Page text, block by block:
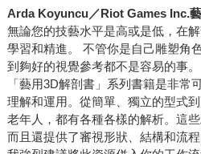
Arda Koyuncu／Riot Games Inc.
無論您的技藝水平是高或是低，在
學習和精進。 不管你是自己雕塑角
到夠好的視覺參考都不是容易的事。
「藝用3D解剖書」系列書籍是非常
理解和運用。從簡單、獨立的型式
老年人，都有各種各樣的解析。這
而且還提供了審視形狀、結構和流程